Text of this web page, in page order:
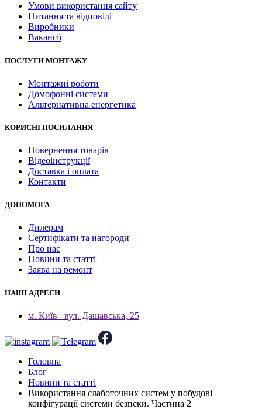
Умови використання сайту
Питання та відповіді
Виробники
Вакансії
ПОСЛУГИ МОНТАЖУ
Монтажні роботи
Домофонні системи
Альтернативна енергетика
КОРИСНІ ПОСИЛАННЯ
Повернення товарів
Відеоінструкції
Доставка і оплата
Контакти
ДОПОМОГА
Дилерам
Сертифікати та нагороди
Про нас
Новини та статті
Заява на ремонт
НАШІ АДРЕСИ
м. Київ вул. Дашавська, 25
Головна
Блог
Новини та статті
Використання слаботочних систем у побудові
конфігурації системи безпеки. Частина 2